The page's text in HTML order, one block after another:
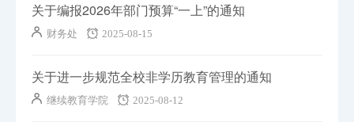
关于编报2026年部门预算“一上”的通知
财务处 2025-08-15
关于进一步规范全校非学历教育管理的通知
继续教育学院 2025-08-12